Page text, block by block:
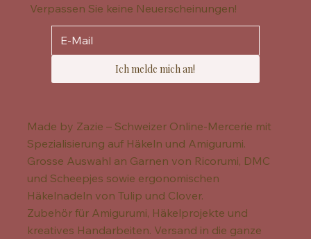
Verpassen Sie keine Neuerscheinungen!
Ich melde mich an!
Made by Zazie – Schweizer Online-Mercerie mit
Spezialisierung auf Häkeln und Amigurumi.
Grosse Auswahl an Garnen von Ricorumi, DMC
und Scheepjes sowie ergonomischen
Häkelnadeln von Tulip und Clover.
Zubehör für Amigurumi, Häkelprojekte und
kreatives Handarbeiten. Versand in die ganze